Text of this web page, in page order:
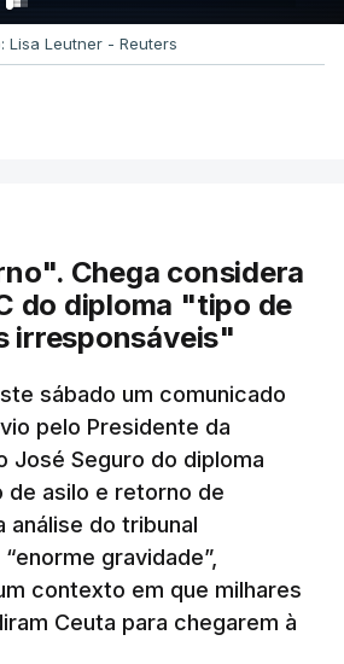
Lisa Leutner - Reuters
Chega considera
do diploma "tipo de
irresponsáveis"
sábado um comunicado
pelo Presidente da
José Seguro do diploma
asilo e retorno de
análise do tribunal
gravidade”,
contexto em que milhares
Ceuta para chegarem à